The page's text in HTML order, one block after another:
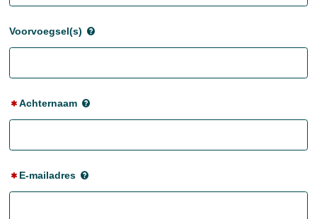
Voorvoegsel(s)
Achternaam
E-mailadres